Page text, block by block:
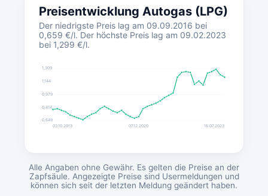
Preisentwicklung Autogas (LPG)
Der niedrigste Preis lag am 09.09.2016 bei
0,659 €/l. Der höchste Preis lag am 09.02.2023
bei 1,299 €/l.
0,649
0,814
0,979
1,144
1,309
03.10.2013 07.12.2020 16.07.2023
Alle Angaben ohne Gewähr. Es gelten die Preise an der
Zapfsäule. Angezeigte Preise sind Usermeldungen und
können sich seit der letzten Meldung geändert haben.